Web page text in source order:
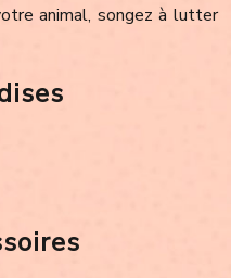
animal, songez à lutter